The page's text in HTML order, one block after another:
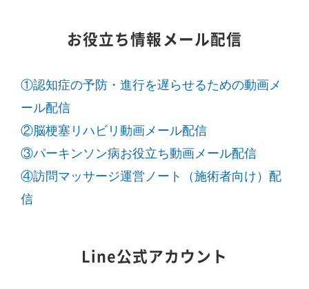
お役立ち情報メール配信
①認知症の予防・進行を遅らせるための動画メ
ール配信
②脳梗塞リハビリ動画メール配信
③パーキンソン病お役立ち動画メール配信
④訪問マッサージ運営ノート（施術者向け）配
信
Line公式アカウント